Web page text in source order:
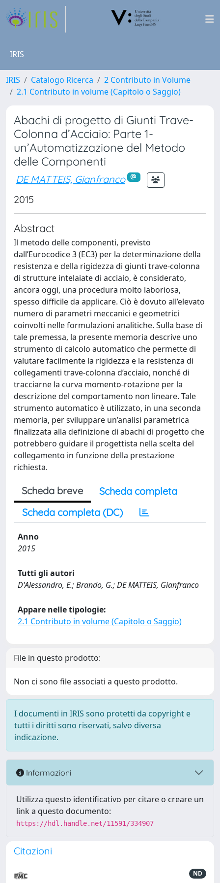
IRIS
IRIS Catalogo Ricerca
2 Contributo in Volume
2.1 Contributo in volume (Capitolo o Saggio)
Abachi di progetto di Giunti Trave-
Colonna d’Acciaio: Parte 1-
un’Automatizzazione del Metodo
delle Componenti
DE MATTEIS, Gianfranco
2015
Abstract
Il metodo delle componenti, previsto
dall’Eurocodice 3 (EC3) per la determinazione della
resistenza e della rigidezza di giunti trave-colonna
di strutture intelaiate di acciaio, è considerato,
ancora oggi, una procedura molto laboriosa,
spesso difficile da applicare. Ciò è dovuto all’elevato
numero di parametri meccanici e geometrici
coinvolti nelle formulazioni analitiche. Sulla base di
tale premessa, la presente memoria descrive uno
strumento di calcolo automatico che permette di
valutare facilmente la rigidezza e la resistenza di
collegamenti trave-colonna d’acciaio, nonché di
tracciarne la curva momento-rotazione per la
descrizione del comportamento non lineare. Tale
strumento automatico è utilizzato, in una seconda
memoria, per sviluppare un’analisi parametrica
finalizzata alla definizione di abachi di progetto che
potrebbero guidare il progettista nella scelta del
collegamento in funzione della prestazione
richiesta.
Scheda breve
Scheda completa
Scheda completa (DC)
Anno
2015
Tutti gli autori
D'Alessandro, E.; Brando, G.; DE MATTEIS, Gianfranco
Appare nelle tipologie:
2.1 Contributo in volume (Capitolo o Saggio)
File in questo prodotto:
Non ci sono file associati a questo prodotto.
I documenti in IRIS sono protetti da copyright e
tutti i diritti sono riservati, salvo diversa
indicazione.
Informazioni
Utilizza questo identificativo per citare o creare un
link a questo documento:
https://hdl.handle.net/11591/334907
Citazioni
ND